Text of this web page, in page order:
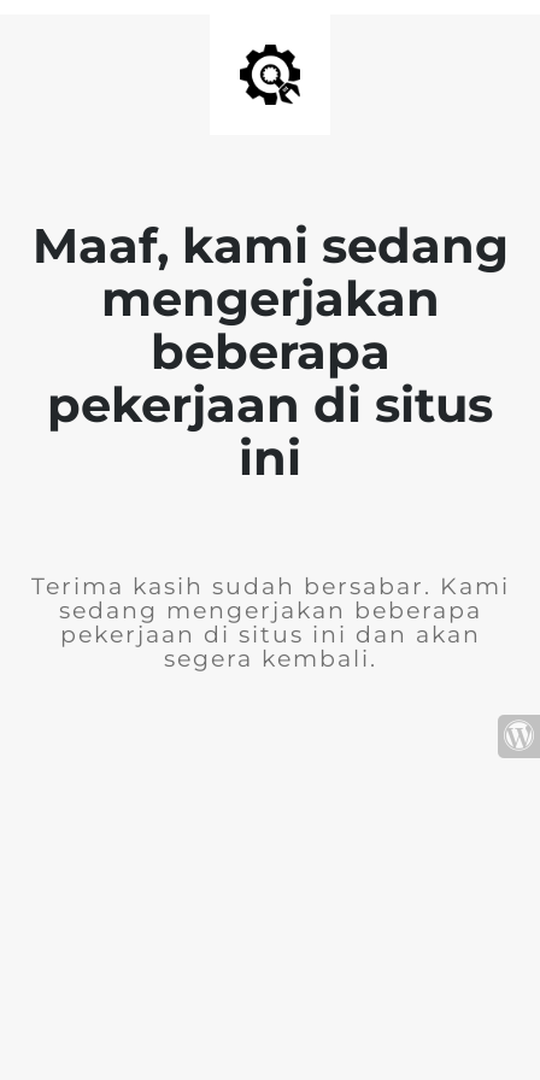
Maaf, kami sedang
mengerjakan
beberapa
pekerjaan di situs
ini
Terima kasih sudah bersabar. Kami
sedang mengerjakan beberapa
pekerjaan di situs ini dan akan
segera kembali.